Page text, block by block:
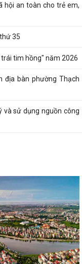
hội an toàn cho trẻ em,
35
tim hồng" năm 2026
địa bàn phường Thạch
và sử dụng nguồn công